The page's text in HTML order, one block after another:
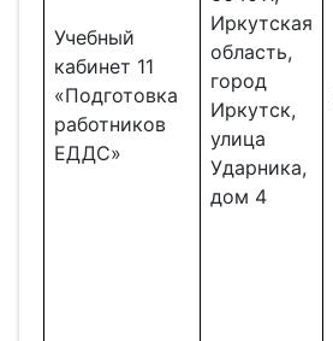
Учебный
кабинет 11
«Подготовка
работников
ЕДДС»
Иркутская
область,
город
Иркутск,
улица
Ударника,
дом 4